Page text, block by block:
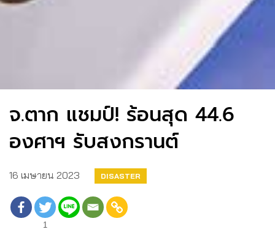
จ.ตาก แชมป์! ร้อนสุด 44.6
องศาฯ รับสงกรานต์
16 เมษายน 2023 DISASTER
1